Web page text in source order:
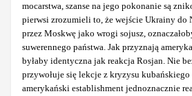
mocarstwa, szanse na jego pokonanie są
pierwsi zrozumieli to, że wejście Ukrainy do
przez Moskwę jako wrogi sojusz,
suwerennego państwa. Jak przyznają
byłaby identyczna jak reakcja Rosjan. Nie
przywołuje się lekcje z kryzysu
amerykański establishment jednoznacznie